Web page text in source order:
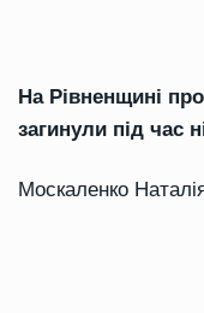
На Рівненщині
загинули під час
Москаленко